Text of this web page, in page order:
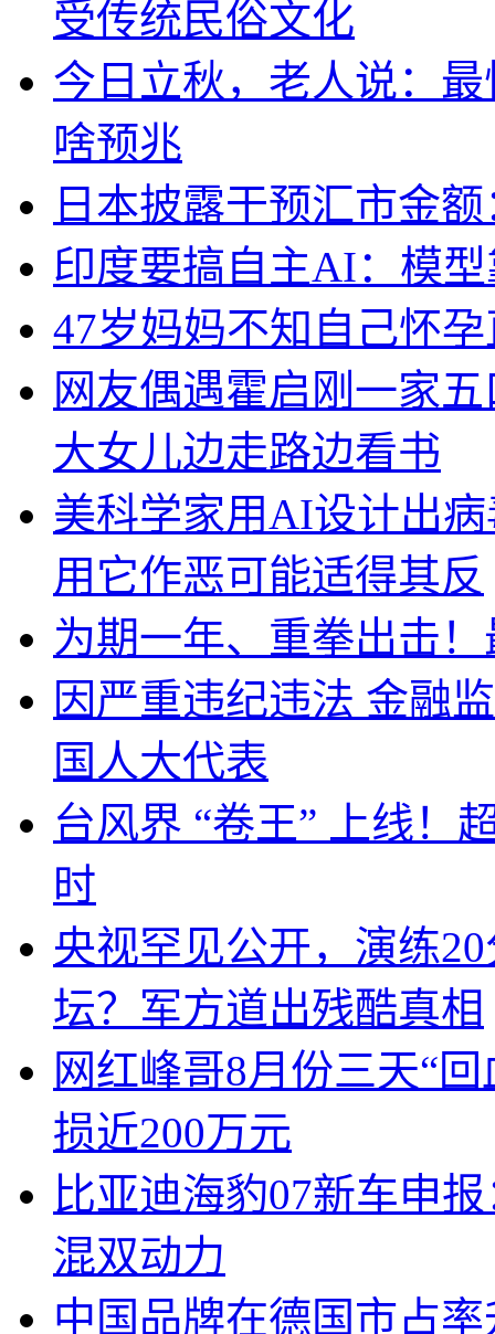
受传统民俗文化
今日立秋，老人说：
啥预兆
日本披露干预汇市金
印度要搞自主AI：模
47岁妈妈不知自己怀
网友偶遇霍启刚一家
大女儿边走路边看书
美科学家用AI设计出
用它作恶可能适得其反
为期一年、重拳出击
因严重违纪违法 金融
国人大代表
台风界 “卷王” 上线！
时
央视罕见公开，演练
坛？军方道出残酷真相
网红峰哥8月份三天“
损近200万元
比亚迪海豹07新车申
混双动力
中国品牌在德国市占